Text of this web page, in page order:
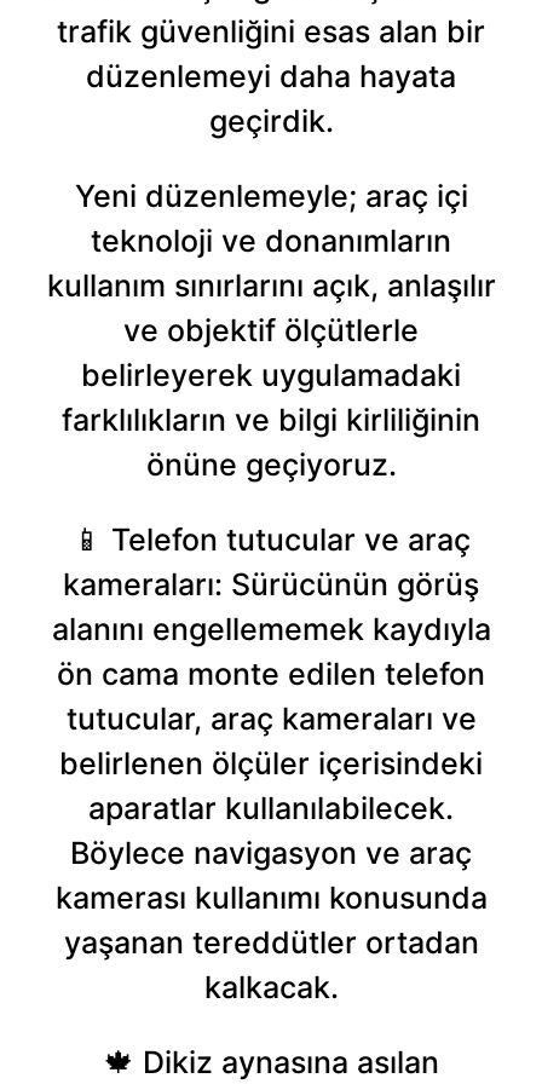
6698 sayılı Kişisel Verilerin Korunması Kanunu uyarınca
hazırlanmış Aydınlatma Metnimizi okumak ve sitemizde
ilgili mevzuata uygun olarak kullanılan çerezlerle ilgili bilgi
almak için lütfen tıklayınız.
trafik güvenliğini esas alan bir
düzenlemeyi daha hayata
geçirdik.
Yeni düzenlemeyle; araç içi
teknoloji ve donanımların
kullanım sınırlarını açık, anlaşılır
ve objektif ölçütlerle
belirleyerek uygulamadaki
farklılıkların ve bilgi kirliliğinin
önüne geçiyoruz.
📱 Telefon tutucular ve araç
kameraları: Sürücünün görüş
alanını engellememek kaydıyla
ön cama monte edilen telefon
tutucular, araç kameraları ve
belirlenen ölçüler içerisindeki
aparatlar kullanılabilecek.
Böylece navigasyon ve araç
kamerası kullanımı konusunda
yaşanan tereddütler ortadan
kalkacak.
🍁 Dikiz aynasına asılan